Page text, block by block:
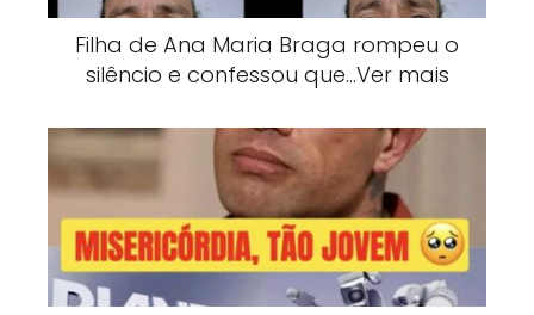
Filha de Ana Maria Braga rompeu o
silêncio e confessou que…Ver mais